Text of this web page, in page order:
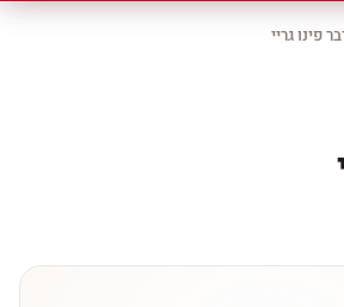
פינו גריי